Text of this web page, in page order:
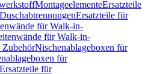
MontageelementeErsatzteile
DuschabtrennungenErsatzteile für
für Walk-in-
für Walk-in-
ZubehörNischenablageboxen für
für
Ersatzteile für